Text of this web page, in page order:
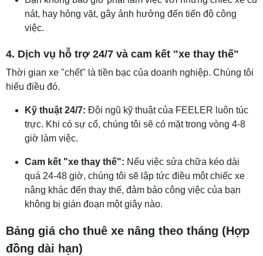
nát, hay hỏng vặt, gây ảnh hưởng đến tiến độ công
việc.
4. Dịch vụ hỗ trợ 24/7 và cam kết "xe thay thế"
Thời gian xe "chết" là tiền bạc của doanh nghiệp. Chúng tôi
hiểu điều đó.
Kỹ thuật 24/7: Đội ngũ kỹ thuật của FEELER luôn túc
trực. Khi có sự cố, chúng tôi sẽ có mặt trong vòng 4-8
giờ làm việc.
Cam kết "xe thay thế": Nếu việc sửa chữa kéo dài
quá 24-48 giờ, chúng tôi sẽ lập tức điều một chiếc xe
nâng khác đến thay thế, đảm bảo công việc của bạn
không bị gián đoạn một giây nào.
Bảng giá cho thuê xe nâng theo tháng (Hợp
đồng dài hạn)